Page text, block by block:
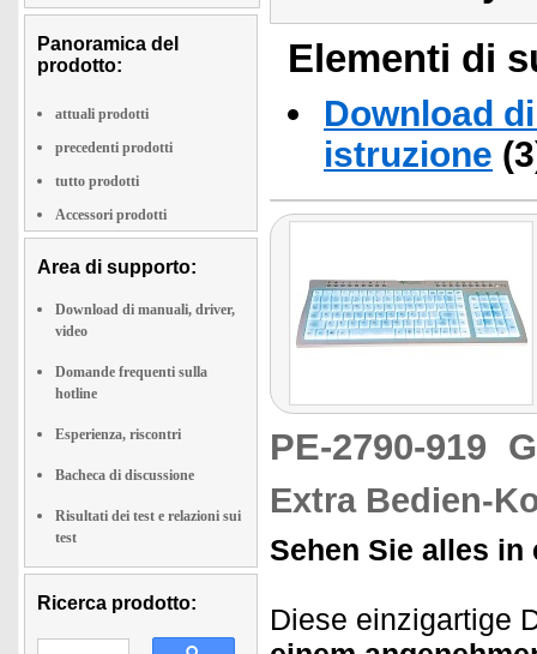
Panoramica del
prodotto:
attuali prodotti
precedenti prodotti
tutto prodotti
Accessori prodotti
Area di supporto:
Download di manuali, driver,
video
Domande frequenti sulla
hotline
Esperienza, riscontri
Bacheca di discussione
Risultati dei test e relazioni sui
test
Ricerca prodotto:
Elementi di
Download
istruzione
PE-2790-919
Extra Bedien-
Sehen Sie alles in
Diese einzigartige